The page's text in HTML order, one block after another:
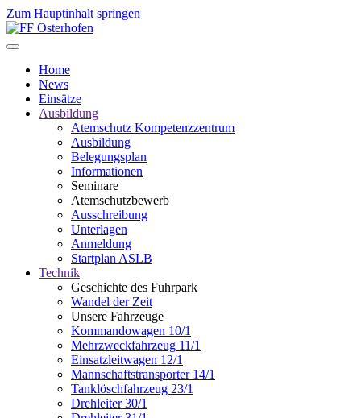
Zum Hauptinhalt springen
Home
News
Einsätze
Ausbildung
Atemschutz Kompetenzzentrum
Ausbildung
Belegungsplan
Informationen
Seminare
Atemschutzbewerb
Ausschreibung
Unterlagen
Anmeldung
Startplan ASLB
Technik
Geschichte des Fuhrpark
Wandel der Zeit
Unsere Fahrzeuge
Kommandowagen 10/1
Mehrzweckfahrzeug 11/1
Einsatzleitwagen 12/1
Mannschaftstransporter 14/1
Tanklöschfahrzeug 23/1
Drehleiter 30/1